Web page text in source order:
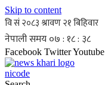
Skip to content
Facebook TwitterYoutube
nicode